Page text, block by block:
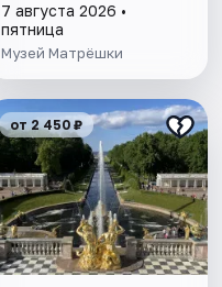
7 августа 2026 •
пятница
Музей Матрёшки
от 2 450 ₽